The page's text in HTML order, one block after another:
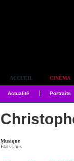
ACCUEIL CINÉMA
Actualité Portraits
Musique
États-Unis